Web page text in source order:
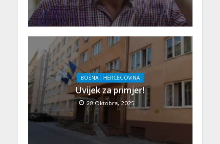
BOSNA I HERCEGOVINA
Uvijek za primjer!
28 Oktobra, 2025